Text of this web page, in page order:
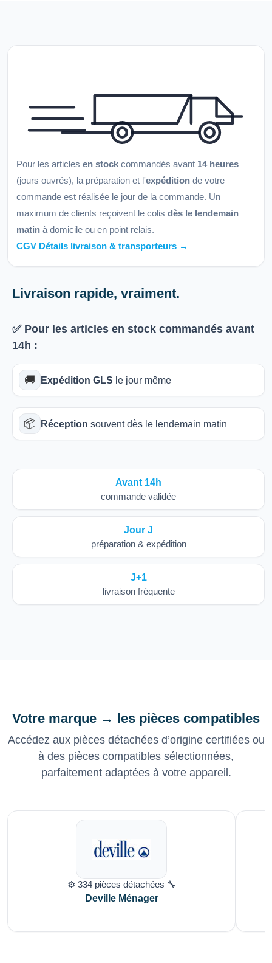
Pour les articles en stock commandés avant 14 heures
(jours ouvrés), la préparation et l'expédition de votre
commande est réalisée le jour de la commande. Un
maximum de clients reçoivent le colis dès le lendemain
matin à domicile ou en point relais.
CGV Détails livraison & transporteurs →
Livraison rapide, vraiment.
✅ Pour les articles en stock commandés avant
14h :
🚚 Expédition GLS le jour même
📦 Réception souvent dès le lendemain matin
Avant 14h
commande validée
Jour J
préparation & expédition
J+1
livraison fréquente
Votre marque → les pièces compatibles
Accédez aux pièces détachées d’origine certifiées ou
à des pièces compatibles sélectionnées,
parfaitement adaptées à votre appareil.
⚙️ 334 pièces détachées 🔧
Deville Ménager